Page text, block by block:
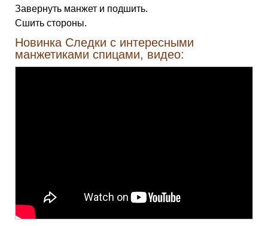
Завернуть манжет и подшить.
Сшить стороны.
Новинка Следки c интересными
манжетиками спицами, видео: